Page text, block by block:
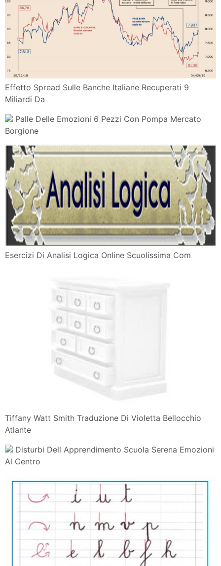
Russa Il Suo
Tutto Il Calcio Minuto Per Minuto 60 Anni Di Emozioni
Alla Radio
Axis International Trasformiamo Idee In Prodotti
Ciao Bambini Ciao Maestra Vocali Consonanti
Riviviamo Le Emozioni Della Vittoria Di Davide
A3 Credem Banca I Tabellini Della 3 Di Ritorno
E1lv2n936iua0m
Volley A3 M La Bam Acqua S Bernardo Cuneo Si
Presenta Fra
Comunicazione Empatica Come Svilupparla
Attraverso Le Tecniche Di
Sipea Societa Italiana Di Psicologia Educazione E
Artiterapie Onlus
Grazie per aver letto il post che contiene La Banca Delle
Emozioni Articoli, Dal blog
You Might Also Like:
commenti che corrispondono all'argomento di questo post
di pagina.
Torta soffice vegan al limone e semi di papavero